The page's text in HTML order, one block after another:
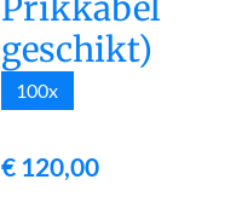
Prikkabel
geschikt)
100x
€ 120,00